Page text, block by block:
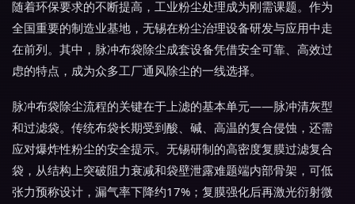
随着环保要求的不断提高，工业粉尘处理成为刚需课题。作为
全国重要的制造业基地，无锡在粉尘治理设备研发与应用中走
在前列。其中，脉冲布袋除尘成套设备凭借安全可靠、高效过
虑的特点，成为众多工厂通风除尘的一线选择。
脉冲布袋除尘流程的关键在于上滤的基本单元——脉冲清灰型
和过滤袋。传统布袋长期受到酸、碱、高温的复合侵蚀，还需
应对爆炸性粉尘的安全提示。无锡研制的高密度复膜过滤复合
袋，从结构上突破阻力衰减和袋壁泄露难题端内部骨架，可低
张力预称设计，漏气率下降约17%；复膜强化后再激光衍射微